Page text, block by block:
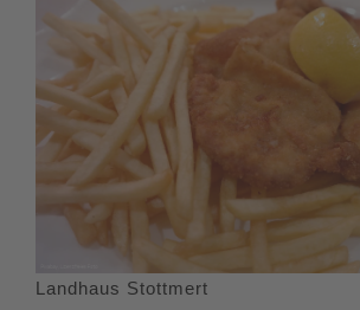
Landhaus Stottmert